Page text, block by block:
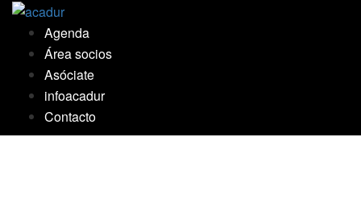
Saltar
contenido
Agenda
Área socios
Asóciate
infoacadur
Contacto